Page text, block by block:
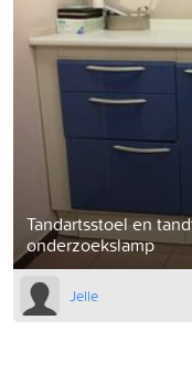
Tandartsstoel en
onderzoekslamp
Jelle